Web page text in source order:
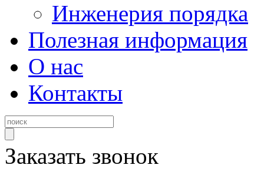
Инженерия порядка
Полезная информация
О нас
Контакты
Заказать звонок